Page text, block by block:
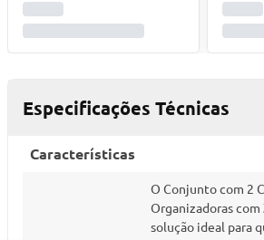
Especificações Técnicas
Características
O Conjunto com 2
Organizadoras com
solução ideal para